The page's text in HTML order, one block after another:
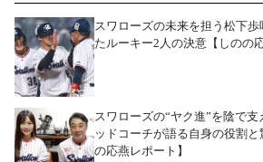
スワローズの未来を担う松下
たルーキー2人の決意【しのの
スワローズの“ヤク進”を陰で
ッドコーチが語る自身の役割
の応燕レポート】